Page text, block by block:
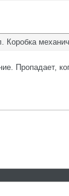
Коробка
Пропадает,